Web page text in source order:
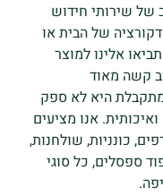
של שירותי חידוש
של הבית או
אלינו למוצר
קשה מאוד
היא לא ספק
אנו מציעים
כונניות, שולחנות,
ספסלים, כל סוגי